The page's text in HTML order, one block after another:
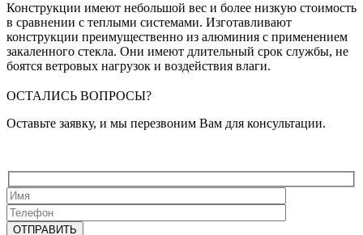
Конструкции имеют небольшой вес и более низкую стоимость
в сравнении с теплыми системами. Изготавливают
конструкции преимущественно из алюминия с применением
закаленного стекла. Они имеют длительный срок службы, не
боятся ветровых нагрузок и воздействия влаги.
ОСТАЛИСЬ ВОПРОСЫ?
Оставьте заявку, и мы перезвоним Вам для консультации.